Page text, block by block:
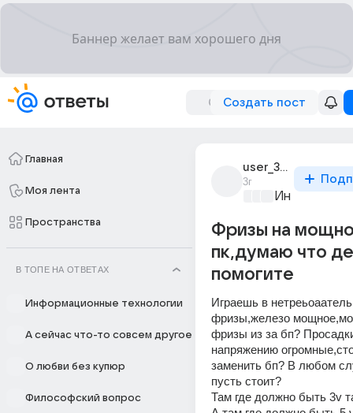
Создать пост
Главная
Моя лента
Пространства
В ТОПЕ НА ОТВЕТАХ
Информационные технологии
А сейчас что-то совсем другое
О любви без купюр
Философский вопрос
user_305819454
3г
Фризы на
пк,думаю что
помогите
Играешь в
фризы,железо
фризы из за бп?
напряжению
заменить бп? В любом
пусть стоит?
Там где должно быть 3v